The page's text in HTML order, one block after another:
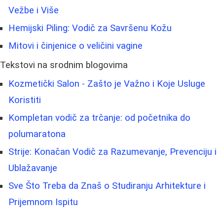
Vežbe i Više
Hemijski Piling: Vodič za Savršenu Kožu
Mitovi i činjenice o veličini vagine
Tekstovi na srodnim blogovima
Kozmetički Salon - Zašto je Važno i Koje Usluge
Koristiti
Kompletan vodič za trčanje: od početnika do
polumaratona
Strije: Konačan Vodič za Razumevanje, Prevenciju i
Ublažavanje
Sve Što Treba da Znaš o Studiranju Arhitekture i
Prijemnom Ispitu